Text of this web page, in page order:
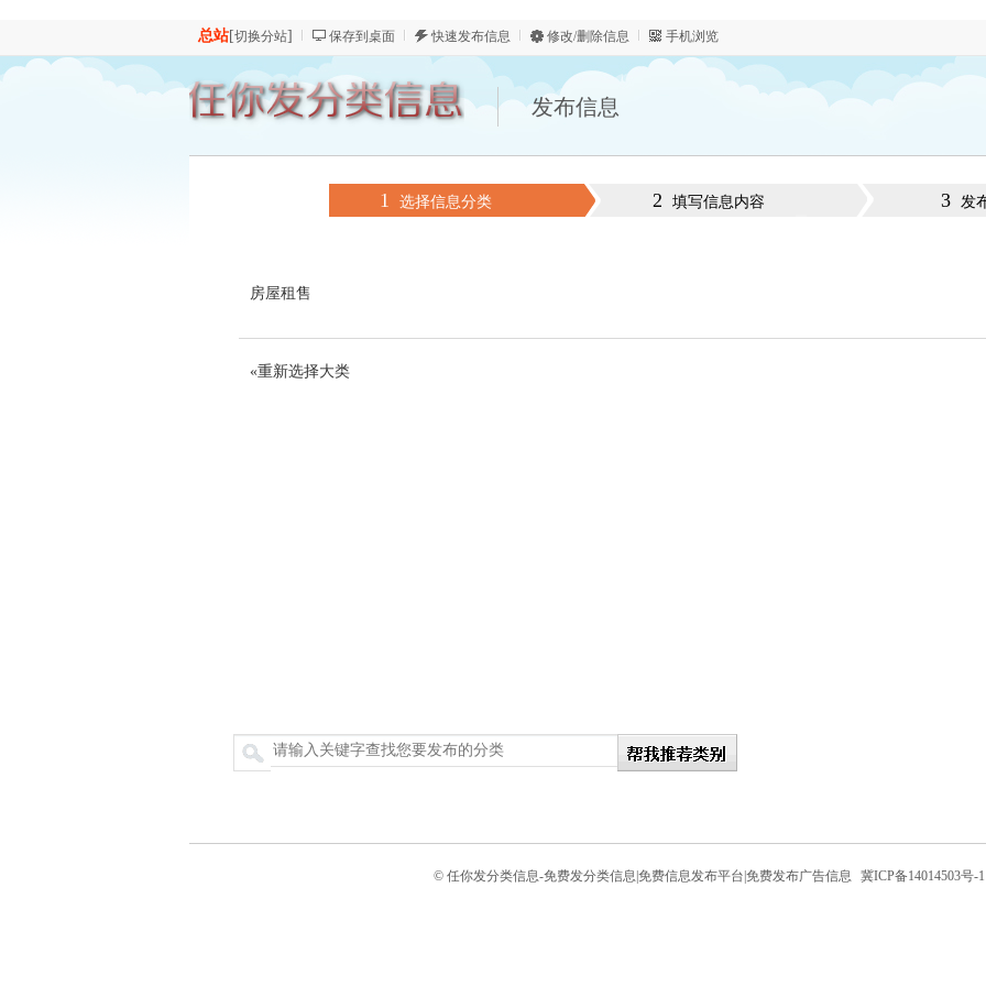
总站[切换分站] 保存到桌面 快速发布信息 修改/删除信息 手机浏览
发布信息
1 选择信息分类 2 填写信息内容 3 发
房屋租售
«重新选择大类
搜索
© 任你发分类信息-免费发分类信息|免费信息发布平台|免费发布广告信息 冀ICP备14014503号-1